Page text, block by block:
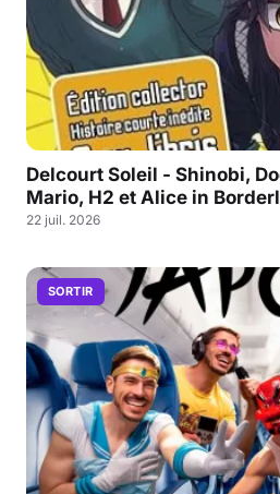
Delcourt Soleil - Shinobi,
Mario, H2 et Alice in
22 juil. 2026
SORTIR